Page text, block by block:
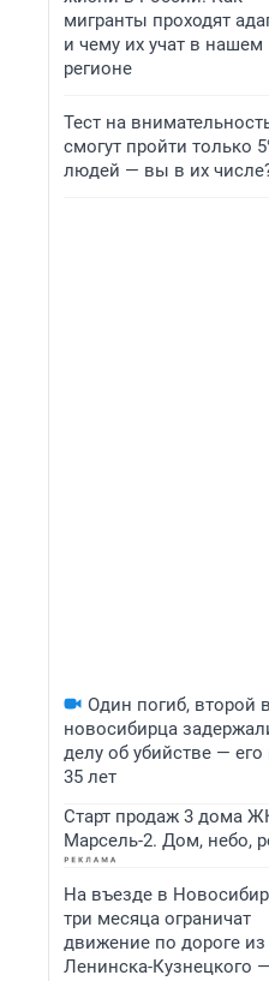
мигранты проходят
и чему их учат в нашем
регионе
Тест на
смогут пройти только
людей — вы в их
Один погиб, второй
новосибирца
делу об убийстве — его
35 лет
Старт продаж 3 дома
Марсель-2. Дом, небо,
На въезде в
три месяца ограничат
движение по дороге из
Ленинска-Кузнецкого